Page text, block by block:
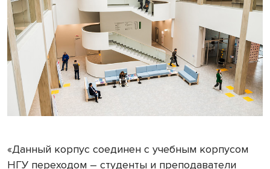
«Данный корпус соединен с учебным корпусом
НГУ переходом – студенты и преподаватели